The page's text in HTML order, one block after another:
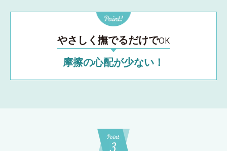
やさしく撫でるだけでOK
摩擦の心配が少ない！